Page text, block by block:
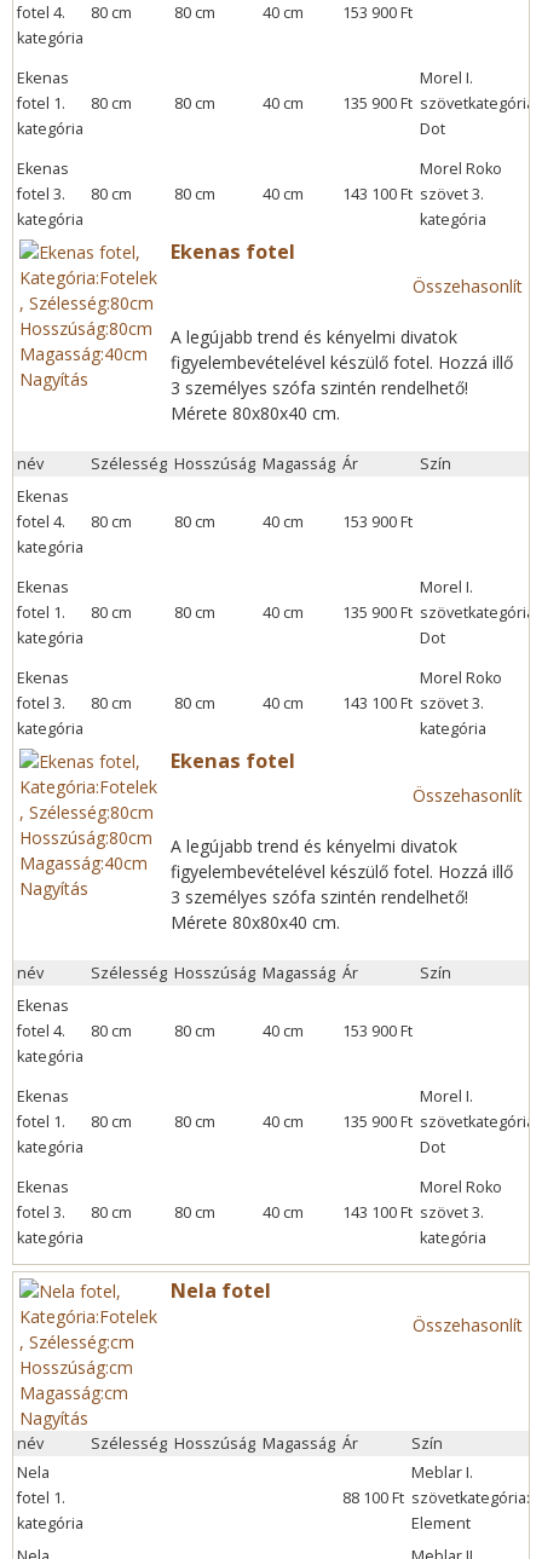
fotel 4.
kategória
80 cm 80 cm 40 cm 153 900 Ft
Ekenas
fotel 1.
kategória
80 cm 80 cm 40 cm 135 900 Ft
Morel I.
szövetkategória:
Dot
Ekenas
fotel 3.
kategória
80 cm 80 cm 40 cm 143 100 Ft
Morel Roko
szövet 3.
kategória
Nagyítás
Ekenas fotel
Összehasonlít
A legújabb trend és kényelmi divatok
figyelembevételével készülő fotel. Hozzá illő
3 személyes szófa szintén rendelhető!
Mérete 80x80x40 cm.
név Szélesség Hosszúság Magasság Ár
Szín
Ekenas
fotel 4.
kategória
80 cm 80 cm 40 cm 153 900 Ft
Ekenas
fotel 1.
kategória
80 cm 80 cm 40 cm 135 900 Ft
Morel I.
szövetkategória:
Dot
Ekenas
fotel 3.
kategória
80 cm 80 cm 40 cm 143 100 Ft
Morel Roko
szövet 3.
kategória
Nagyítás
Ekenas fotel
Összehasonlít
A legújabb trend és kényelmi divatok
figyelembevételével készülő fotel. Hozzá illő
3 személyes szófa szintén rendelhető!
Mérete 80x80x40 cm.
név Szélesség Hosszúság Magasság Ár
Szín
Ekenas
fotel 4.
kategória
80 cm 80 cm 40 cm 153 900 Ft
Ekenas
fotel 1.
kategória
80 cm 80 cm 40 cm 135 900 Ft
Morel I.
szövetkategória:
Dot
Ekenas
fotel 3.
kategória
80 cm 80 cm 40 cm 143 100 Ft
Morel Roko
szövet 3.
kategória
Nagyítás
Nela fotel
Összehasonlít
név Szélesség Hosszúság Magasság Ár
Szín
Nela
fotel 1.
kategória
88 100 Ft
Meblar I.
szövetkategória:
Element